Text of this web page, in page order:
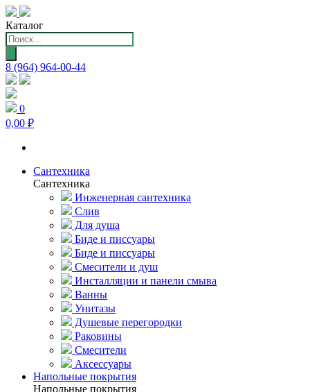
Каталог
Поиск
товаров
8 (964) 964-00-44
0
0,00 ₽
Сантехника
Сантехника
Инженерная сантехника
Слив
Для душа
Биде и писсуары
Биде и писсуары
Смесители и душ
Инсталляции и панели смыва
Ванны
Унитазы
Душевые перегородки
Раковины
Смесители
Аксессуары
Напольные покрытия
Напольные покрытия